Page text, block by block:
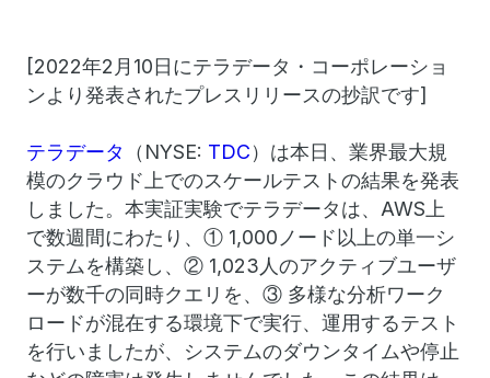
[2022年2月10日にテラデータ・コーポレーショ
ンより発表されたプレスリリースの抄訳です]
テラデータ （NYSE: TDC）は本日、業界最大規
模のクラウド上でのスケールテストの結果を発表
しました。本実証実験でテラデータは、AWS上
で数週間にわたり、① 1,000ノード以上の単一シ
ステムを構築し、② 1,023人のアクティブユーザ
ーが数千の同時クエリを、③ 多様な分析ワーク
ロードが混在する環境下で実行、運用するテスト
を行いましたが、システムのダウンタイムや停止